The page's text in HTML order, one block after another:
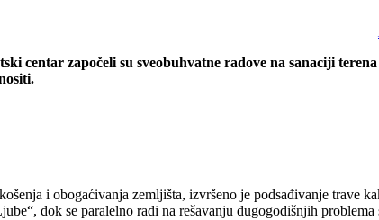
započeli su sveobuhvatne radove na sanaciji
i obogaćivanja zemljišta, izvršeno je podsađivanje trave
dok se paralelno radi na rešavanju dugogodišnjih problema